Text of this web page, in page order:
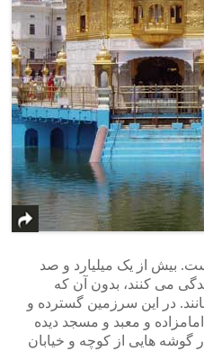
بیش از یک میلیارد و صد
می کنند، بدون آن که
در این سرزمین گسترده و
دین و آیین‪,‬ و صدها امامزاده و معبد و مسجد دیده
گوشه هایی از کوچه و خیابان